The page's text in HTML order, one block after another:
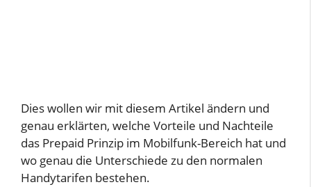
Dies wollen wir mit diesem Artikel ändern und
genau erklärten, welche Vorteile und Nachteile
das Prepaid Prinzip im Mobilfunk-Bereich hat und
wo genau die Unterschiede zu den normalen
Handytarifen bestehen.